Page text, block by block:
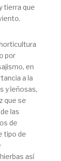
tierra que
por
en
a la
y leñosas,
que se
las
de
tipo de
así